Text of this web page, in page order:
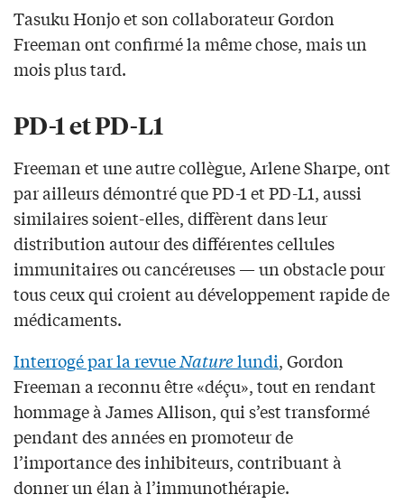
Tasuku Honjo et son collaborateur Gordon
Freeman ont confirmé la même chose, mais un
mois plus tard.
PD-1 et PD-L1
Freeman et une autre collègue, Arlene Sharpe, ont
par ailleurs démontré que PD-1 et PD-L1, aussi
similaires soient-elles, diffèrent dans leur
distribution autour des différentes cellules
immunitaires ou cancéreuses — un obstacle pour
tous ceux qui croient au développement rapide de
médicaments.
Interrogé par la revueNaturelundi, Gordon
Freeman a reconnu être «déçu», tout en rendant
hommage à James Allison, qui s’est transformé
pendant des années en promoteur de
l’importance des inhibiteurs, contribuant à
donner un élan à l’immunothérapie.